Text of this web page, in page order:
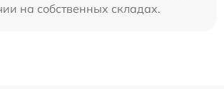
на собственных складах.